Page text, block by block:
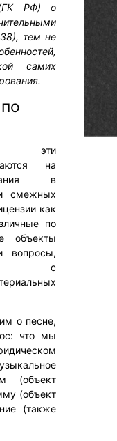
(ГК РФ) о
тем не
самих
эти
на
в
смежных
как
по
объекты
вопросы,
с
о песне,
что мы
(объект
(объект
(также